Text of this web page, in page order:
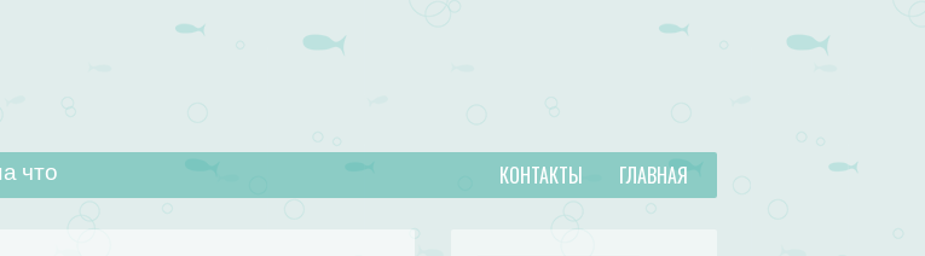
что ГЛАВНАЯ
КОНТАКТЫ